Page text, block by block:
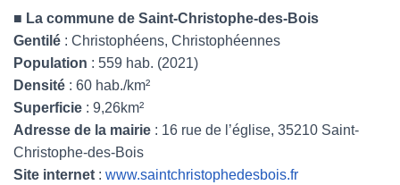
■ La commune de Saint-Christophe-des-Bois
Gentilé : Christophéens, Christophéennes
Population : 559 hab. (2021)
Densité : 60 hab./km²
Superficie : 9,26km²
Adresse de la mairie : 16 rue de l’église, 35210 Saint-
Christophe-des-Bois
Site internet : www.saintchristophedesbois.fr